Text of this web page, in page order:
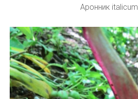
Аронник italicum